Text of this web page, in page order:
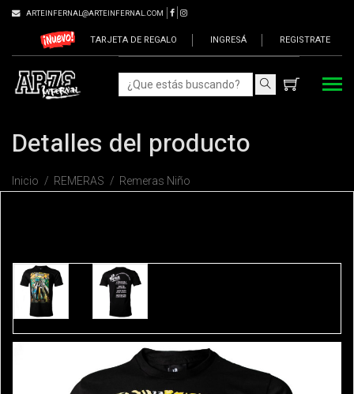
ARTEINFERNAL@ARTEINFERNAL.COM
TARJETA DE REGALO INGRESÁ REGISTRATE
Detalles del producto
Inicio REMERAS Remeras Niño